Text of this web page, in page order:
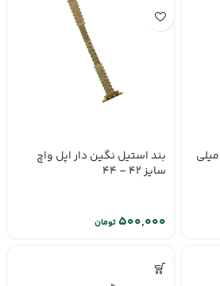
بند اپل واچ سایز 42 – 44 میلی
بند استیل نگین دار اپل واچ
سایز 42 – 44
تومان